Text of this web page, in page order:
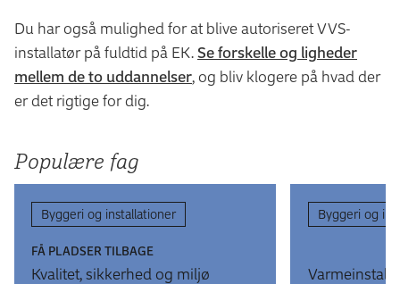
Du har også mulighed for at blive autoriseret VVS-
installatør på fuldtid på EK.Se forskelle og ligheder
mellem de to uddannelser, og bliv klogere på hvad der
er det rigtige for dig.
Populære fag
Byggeri og installationer
FÅ PLADSER TILBAGE
Kvalitet, sikker­hed og miljø
Byggeri og